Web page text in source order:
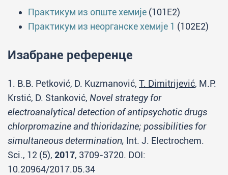
Практикум из опште хемије (101E2)
Практикум из неорганске хемије 1 (102E2)
Изабране референце
1. B.B. Petković, D. Kuzmanović, T. Dimitrijević, M.P.
Krstić, D. Stanković, Novel strategy for
electroanalytical detection of antipsychotic drugs
chlorpromazine and thioridazine; possibilities for
simultaneous determination, Int. J. Electrochem.
Sci., 12 (5), 2017, 3709-3720. DOI:
10.20964/2017.05.34